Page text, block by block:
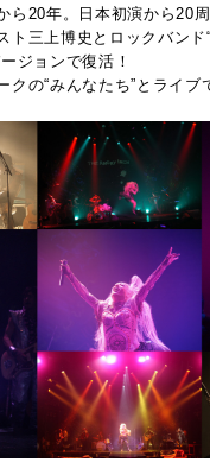
ら20年。日本初演から20
ト三上博史とロックバンド
ジョンで復活！
クの“みんなたち”とライブ